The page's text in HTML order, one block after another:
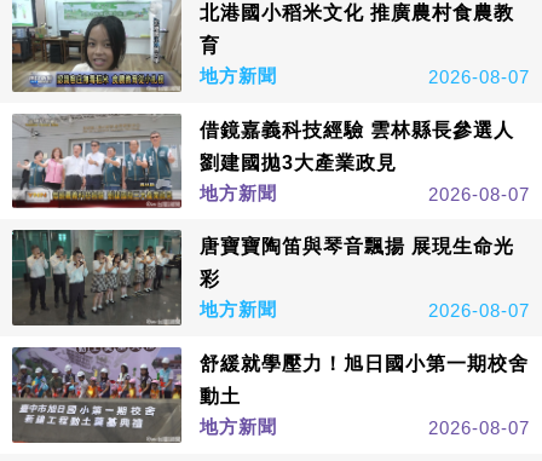
北港國小稻米文化 推廣農村食農教
育
地方新聞
2026-08-07
借鏡嘉義科技經驗 雲林縣長參選人
劉建國拋3大產業政見
地方新聞
2026-08-07
唐寶寶陶笛與琴音飄揚 展現生命光
彩
地方新聞
2026-08-07
舒緩就學壓力！旭日國小第一期校舍
動土
地方新聞
2026-08-07